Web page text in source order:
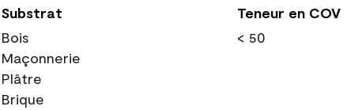
Substrat
Bois
Maçonnerie
Plâtre
Brique
Teneur en COV
< 50